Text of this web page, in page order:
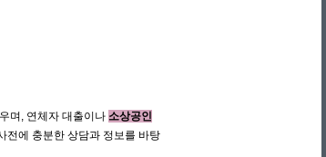
며, 연체자 대출이나 소상공인
전에 충분한 상담과 정보를 바탕